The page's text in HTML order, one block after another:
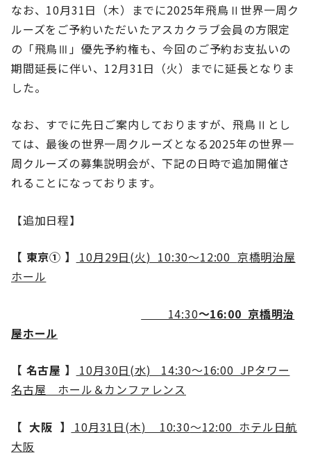
なお、10月31日（木）までに2025年飛鳥Ⅱ世界一周ク
ルーズをご予約いただいたアスカクラブ会員の方限定
の「飛鳥Ⅲ」優先予約権も、今回のご予約お支払いの
期間延長に伴い、12月31日（火）までに延長となりま
した。
なお、すでに先日ご案内しておりますが、飛鳥Ⅱとし
ては、最後の世界一周クルーズとなる2025年の世界一
周クルーズの募集説明会が、下記の日時で追加開催さ
れることになっております。
【追加日程】
【 東京① 】 10月29日(火) 10:30～12:00 京橋明治屋
ホール
14:30～16:00京橋明治
屋ホール
【 名古屋 】 10月30日(水) 14:30～16:00 JPタワー
名古屋 ホール＆カンファレンス
【 大阪 】 10月31 日(木) 10:30～12:00 ホテル日航
大阪